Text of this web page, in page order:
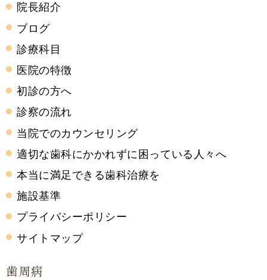
院長紹介
ブログ
診療科目
医院の特徴
初診の方へ
診察の流れ
当院でのカウンセリング
適切な歯科にかかれずに困っている人々へ
本当に満足できる歯科治療を
施設基準
プライバシーポリシー
サイトマップ
歯周病